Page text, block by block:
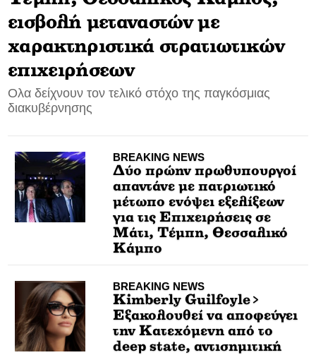
CONTACT
εισβολή μεταναστών με
χαρακτηριστικά στρατιωτικών
επιχειρήσεων
Ολα δείχνουν τον τελικό στόχο της παγκόσμιας
διακυβέρνησης
BREAKING NEWS
Δύο πρώην πρωθυπουργοί
απαντάνε με πατριωτικό
μέτωπο ενόψει εξελίξεων
για τις Επιχειρήσεις σε
Μάτι, Τέμπη, Θεσσαλικό
Κάμπο
BREAKING NEWS
Kimberly Guilfoyle>
Εξακολουθεί να αποφεύγει
την Κατεχόμενη από το
deep state, αντισημιτική